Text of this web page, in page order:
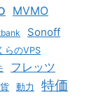
MVMO
Sonoff
らのVPS
フレッツ
動力 特価